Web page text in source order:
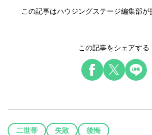
この記事はハウジングステージ編集部が
この記事をシェアする
二世帯 失敗 後悔